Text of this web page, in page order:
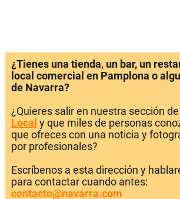
¿Tienes una tienda, un bar, un
local comercial en Pamplona o
de Navarra?
¿Quieres salir en nuestra sección de
Local y que miles de personas
que ofreces con una noticia y
por profesionales?
Escríbenos a esta dirección y
para contactar cuando antes:
contacto@navarra.com